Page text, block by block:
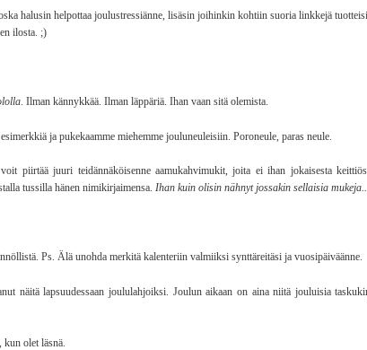
halusin helpottaa joulustressiänne, lisäsin joihinkin kohtiin suoria linkkejä
ilosta. ;)
. Ilman kännykkää. Ilman läppäriä. Ihan vaan sitä olemista.
ja pukekaamme miehemme jouluneuleisiin. Poroneule, paras neule.
piirtää juuri teidännäköisenne aamukahvimukit, joita ei ihan jokaisesta
tussilla hänen nimikirjaimensa. Ihan kuin olisin nähnyt jossakin sellaisia mukeja..
Ps. Älä unohda merkitä kalenteriin valmiiksi synttäreitäsi ja vuosipäiväänne.
näitä lapsuudessaan joululahjoiksi. Joulun aikaan on aina niitä jouluisia
kun olet läsnä.